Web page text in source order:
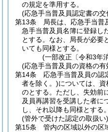
の規定を準用する。
(応急手当普及員認定書の交
第13条
局長は、応急手当普
急手当普及員名簿に登録し
とする。 なお、局長が必要
いても同様とする。
(一部改正〔令和3年
(応急手当普及員の資格の有
第14条
応急手当普及員の認
者を除く。)については、
のとする。 ただし、失効前
及員再講習を受講した者に
し、それ以降も同様とする。
(管外で受けた認定の取扱い)
第15条
管内の区域以外の区